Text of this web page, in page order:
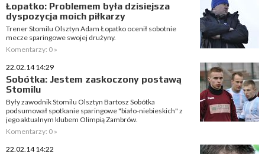
Łopatko: Problemem była dzisiejsza
dyspozycja moich piłkarzy
Trener Stomilu Olsztyn Adam Łopatko ocenił sobotnie
mecze sparingowe swojej drużyny.
Komentarzy: 0 »
22.02.14 14:29
Sobótka: Jestem zaskoczony postawą
Stomilu
Były zawodnik Stomilu Olsztyn Bartosz Sobótka
podsumował spotkanie sparingowe "biało-niebieskich" z
jego aktualnym klubem Olimpią Zambrów.
Komentarzy: 0 »
22.02.14 14:22